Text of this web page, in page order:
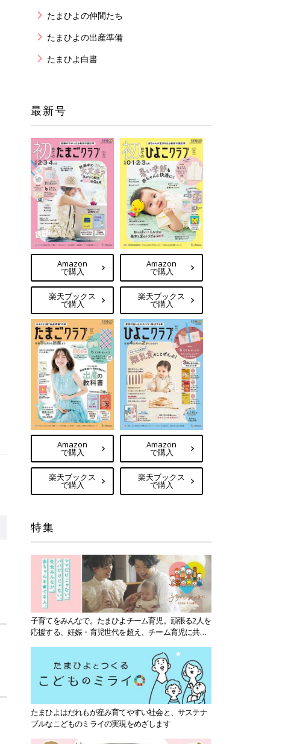
たまひよの仲間たち
たまひよの出産準備
たまひよ白書
最新号
Amazon
で購入
楽天ブックス
で購入
Amazon
で購入
楽天ブックス
で購入
Amazon
で購入
楽天ブックス
で購入
Amazon
で購入
楽天ブックス
で購入
特集
子育てをみんなで。たまひよチーム育児。頑張る2人を
応援する、妊娠・育児世代を超え、チーム育児に共感
たまひよはだれもが産み育てやすい社会と、サステナ
ブルなこどものミライの実現をめざします